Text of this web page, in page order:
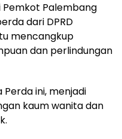
Pemkot Palembang
dari DPRD
mencangkup
dan perlindungan
ini, menjadi
kaum wanita dan